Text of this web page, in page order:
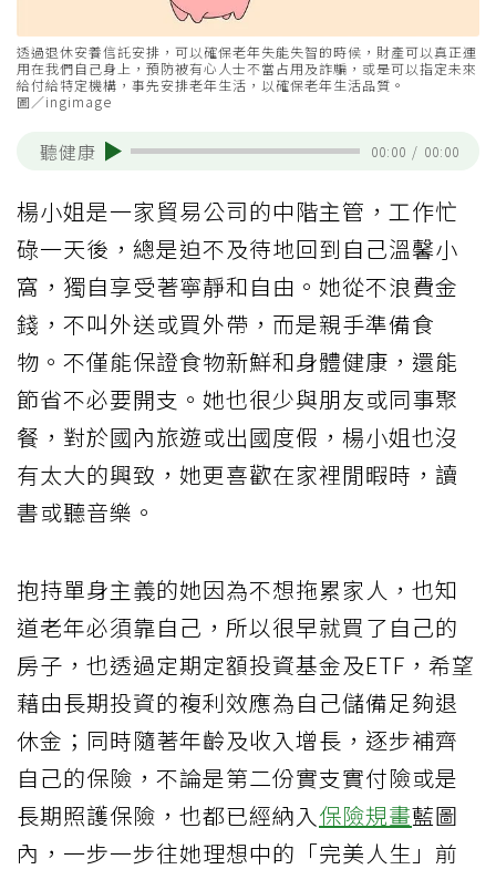
透過退休安養信託安排，可以確保老年失能失智的時候，財產可以真正運
用在我們自己身上，預防被有心人士不當占用及詐騙，或是可以指定未來
給付給特定機構，事先安排老年生活，以確保老年生活品質。
圖／ingimage
聽健康 00:00 / 00:00
楊小姐是一家貿易公司的中階主管，工作忙
碌一天後，總是迫不及待地回到自己溫馨小
窩，獨自享受著寧靜和自由。她從不浪費金
錢，不叫外送或買外帶，而是親手準備食
物。不僅能保證食物新鮮和身體健康，還能
節省不必要開支。她也很少與朋友或同事聚
餐，對於國內旅遊或出國度假，楊小姐也沒
有太大的興致，她更喜歡在家裡閒暇時，讀
書或聽音樂。
抱持單身主義的她因為不想拖累家人，也知
道老年必須靠自己，所以很早就買了自己的
房子，也透過定期定額投資基金及ETF，希望
藉由長期投資的複利效應為自己儲備足夠退
休金；同時隨著年齡及收入增長，逐步補齊
自己的保險，不論是第二份實支實付險或是
長期照護保險，也都已經納入保險規畫藍圖
內，一步一步往她理想中的「完美人生」前